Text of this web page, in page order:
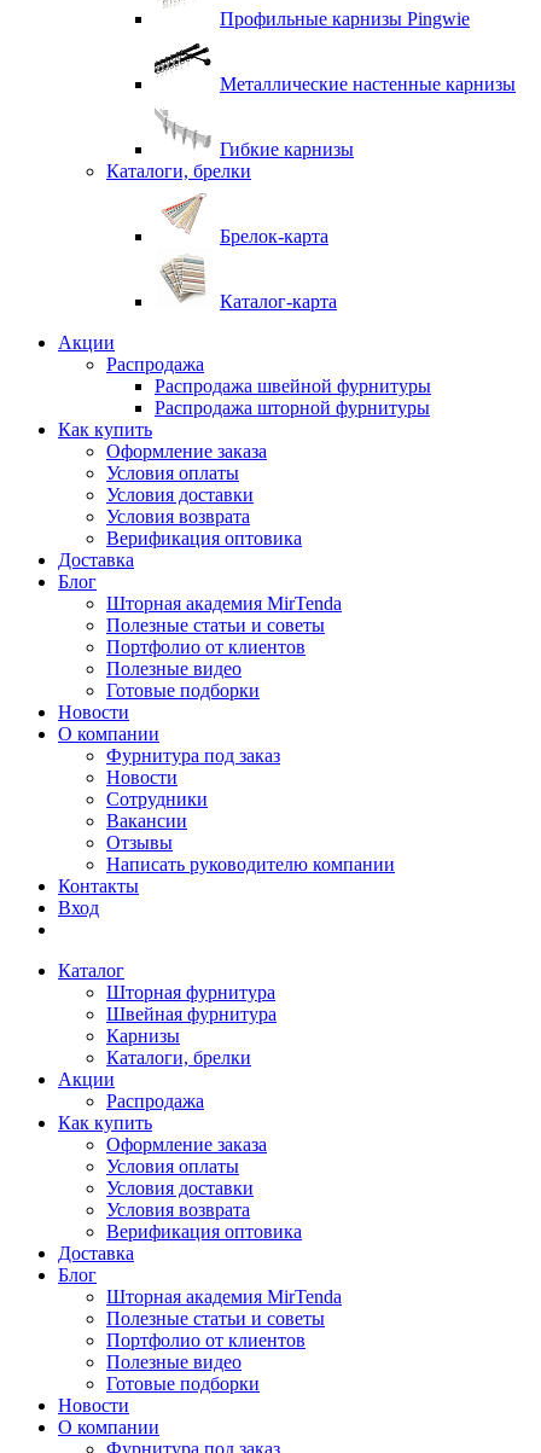
Профильные карнизы Pingwie
Металлические настенные карнизы
Гибкие карнизы
Каталоги, брелки
Брелок-карта
Каталог-карта
Акции
Распродажа
Распродажа швейной фурнитуры
Распродажа шторной фурнитуры
Как купить
Оформление заказа
Условия оплаты
Условия доставки
Условия возврата
Верификация оптовика
Доставка
Блог
Шторная академия MirTenda
Полезные статьи и советы
Портфолио от клиентов
Полезные видео
Готовые подборки
Новости
О компании
Фурнитура под заказ
Новости
Сотрудники
Вакансии
Отзывы
Написать руководителю компании
Контакты
Вход
Каталог
Шторная фурнитура
Швейная фурнитура
Карнизы
Каталоги, брелки
Акции
Распродажа
Как купить
Оформление заказа
Условия оплаты
Условия доставки
Условия возврата
Верификация оптовика
Доставка
Блог
Шторная академия MirTenda
Полезные статьи и советы
Портфолио от клиентов
Полезные видео
Готовые подборки
Новости
О компании
Фурнитура под заказ